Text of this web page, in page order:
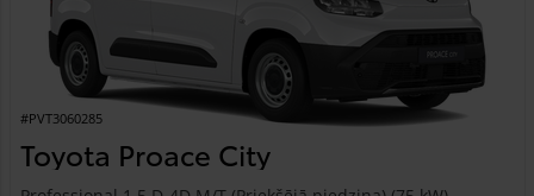
#PVT3060285
Toyota Proace City